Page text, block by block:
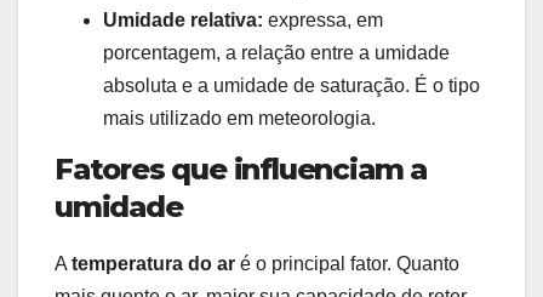
Umidade relativa: expressa, em
porcentagem, a relação entre a umidade
absoluta e a umidade de saturação. É o tipo
mais utilizado em meteorologia.
Fatores que influenciam a
umidade
A temperatura do ar é o principal fator. Quanto